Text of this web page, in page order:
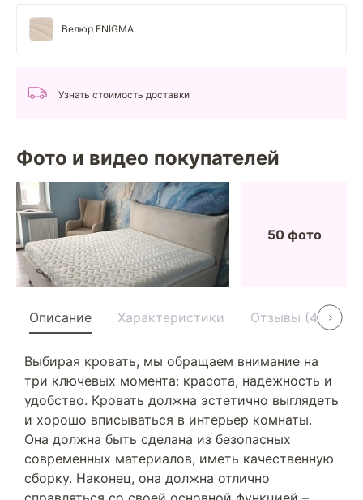
Велюр ENIGMA
Узнать стоимость доставки
Фото и видео покупателей
50 фото
Описание Характеристики Отзывы (40)
Выбирая кровать, мы обращаем внимание на
три ключевых момента: красота, надежность и
удобство. Кровать должна эстетично выглядеть
и хорошо вписываться в интерьер комнаты.
Она должна быть сделана из безопасных
современных материалов, иметь качественную
сборку. Наконец, она должна отлично